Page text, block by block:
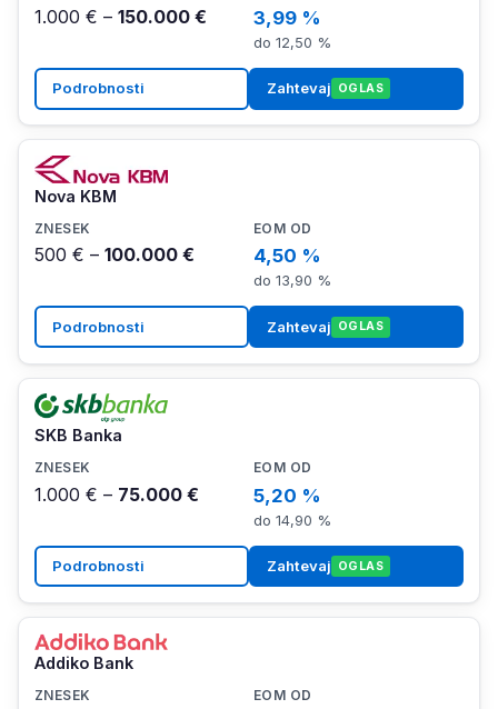
1.000 € – 150.000 € 3,99 %
do 12,50 %
Podrobnosti Zahtevaj OGLAS
Nova KBM
500 € – 100.000 € 4,50 %
do 13,90 %
Podrobnosti Zahtevaj OGLAS
SKB Banka
1.000 € – 75.000 € 5,20 %
do 14,90 %
Podrobnosti Zahtevaj OGLAS
Addiko Bank